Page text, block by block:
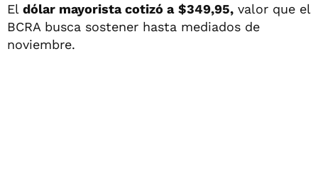
El dólar mayorista cotizó a $349,95, valor que el
BCRA busca sostener hasta mediados de
noviembre.